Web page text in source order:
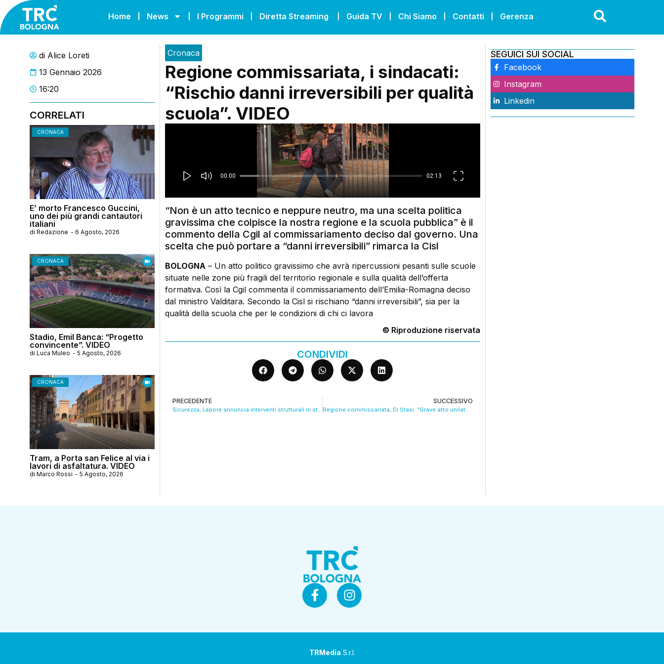
Home News I Programmi Diretta Streaming Guida TV Chi Siamo Contatti Gerenza
di Alice Loreti
13 Gennaio 2026
16:20
CORRELATI
CRONACA
E’ morto Francesco Guccini,
uno dei più grandi cantautori
italiani
di Redazione - 6 Agosto, 2026
CRONACA
Stadio, Emil Banca: “Progetto
convincente”. VIDEO
di Luca Muleo - 5 Agosto, 2026
CRONACA
Tram, a Porta san Felice al via i
lavori di asfaltatura. VIDEO
di Marco Rossi - 5 Agosto, 2026
Cronaca
Regione commissariata, i sindacati:
“Rischio danni irreversibili per qualità
scuola”. VIDEO
“Non è un atto tecnico e neppure neutro, ma una scelta politica
gravissima che colpisce la nostra regione e la scuola pubblica” è il
commento della Cgil al commissariamento deciso dal governo. Una
scelta che può portare a “danni irreversibili” rimarca la Cisl
BOLOGNA– Un atto politico gravissimo che avrà ripercussioni pesanti sulle scuole
situate nelle zone più fragili del territorio regionale e sulla qualità dell’offerta
formativa. Così la Cgil commenta il commissariamento dell’Emilia-Romagna deciso
dal ministro Valditara. Secondo la Cisl si rischiano “danni irreversibili”, sia per la
qualità della scuola che per le condizioni di chi ci lavora
© Riproduzione riservata
CONDIVIDI
PRECEDENTE
Sicurezza, Lepore annuncia interventi strutturali in stazione. VIDEO
SUCCESSIVO
Regione commissariata, Di Stasi: “Grave atto unilaterale”. De Maria: “Scelta sbagliata”. VIDEO
SEGUICI SUI SOCIAL
Facebook
Instagram
Linkedin
TRMedia S.r.l.